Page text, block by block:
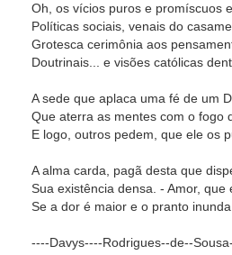
Oh, os vícios puros e promíscuos
Políticas sociais, venais do
Grotesca cerimônia aos
Doutrinais... e visões católicas
A sede que aplaca uma fé de um
Que aterra as mentes com o fogo
E logo, outros pedem, que ele os
A alma carda, pagã desta que
Sua existência densa. - Amor, que
Se a dor é maior e o pranto
----Davys----Rodrigues--de--